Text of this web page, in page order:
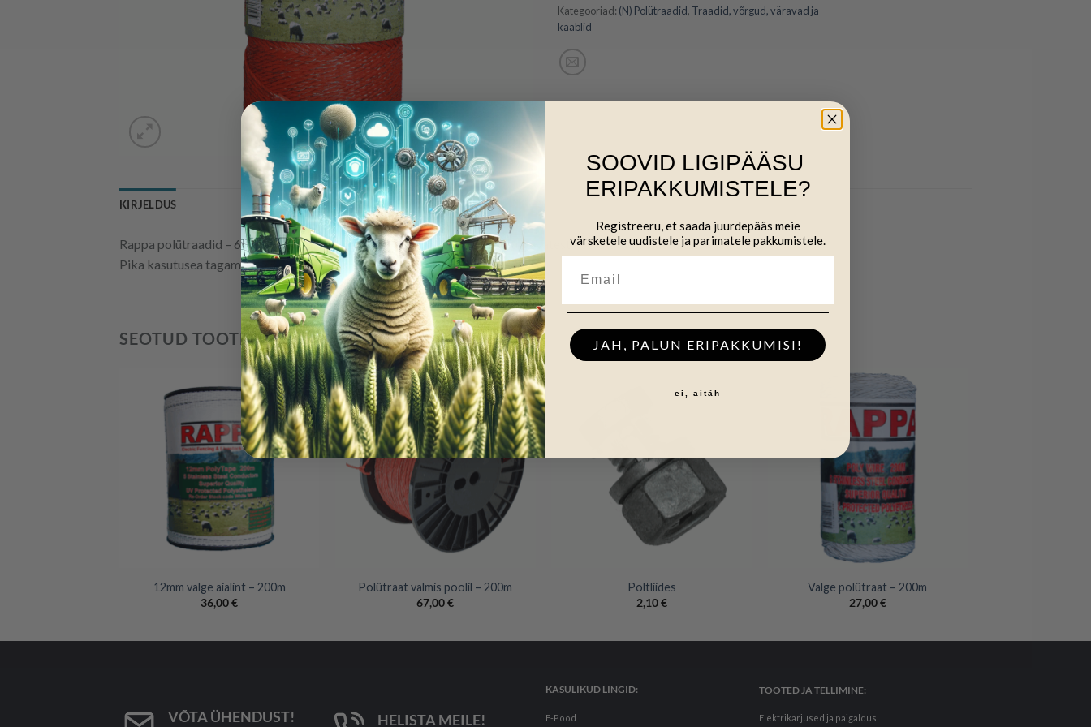
Kategooriad: (N) Polütraadid, Traadid, võrgud, väravad ja
kaablid
KIRJELDUS
Rappa polütraadid – 6 tugeva metallniidiga polütraadid on valmistatud tugevatest keerutatud polüetüleen kiududest.
Pika kasutusea tagamiseks sisaldab UV kindlust tõstvaid koostisaineid.
SEOTUD TOOTED
12mm valge aialint – 200m
36,00€
Polütraat valmis poolil – 200m
67,00€
Poltliides
2,10€
Valge polütraat – 200m
27,00€
VÕTA ÜHENDUST! HELISTA MEILE!
KASULIKUD LINGID:
E-Pood
TOOTED JA TELLIMINE:
Elektrikarjused ja paigaldus
SOOVID LIGIPÄÄSU
ERIPAKKUMISTELE?
Registreeru, et saada juurdepääs meie
värsketele uudistele ja parimatele pakkumistele.
JAH, PALUN ERIPAKKUMISI!
ei, aitäh